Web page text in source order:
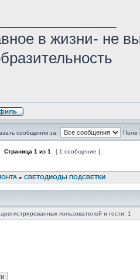
в жизни- не
сообщения за: Поле
Страница 1 из 1 [ 1 сообщение ]
» СВЕТОДИОДЫ ПОДСВЕТКИ
пользователей и гости: 1